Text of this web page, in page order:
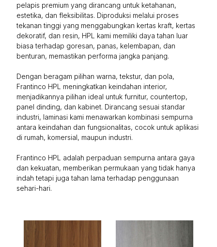
pelapis premium yang dirancang untuk ketahanan,
estetika, dan fleksibilitas. Diproduksi melalui proses
tekanan tinggi yang menggabungkan kertas kraft, kertas
dekoratif, dan resin, HPL kami memiliki daya tahan luar
biasa terhadap goresan, panas, kelembapan, dan
benturan, memastikan performa jangka panjang.
Dengan beragam pilihan warna, tekstur, dan pola,
Frantinco HPL meningkatkan keindahan interior,
menjadikannya pilihan ideal untuk furnitur, countertop,
panel dinding, dan kabinet. Dirancang sesuai standar
industri, laminasi kami menawarkan kombinasi sempurna
antara keindahan dan fungsionalitas, cocok untuk aplikasi
di rumah, komersial, maupun industri.
Frantinco HPL adalah perpaduan sempurna antara gaya
dan kekuatan, memberikan permukaan yang tidak hanya
indah tetapi juga tahan lama terhadap penggunaan
sehari-hari.